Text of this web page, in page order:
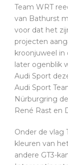
Team WRT
van Bathurst
voor dat het
projecten
kroonjuweel in
later ogenblik
Audi Sport
Audi Sport
Nürburgring
René Rast en
Onder de vlag
kleuren van
andere GT3-